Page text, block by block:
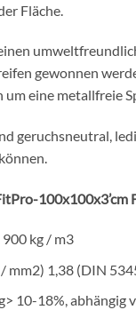
Fläche.
gewonnen
um eine metallfreie
geruchsneutral,
100x100x3’cm
kg / m3
mm2) 1,38 (DIN
10-18%, abhängig